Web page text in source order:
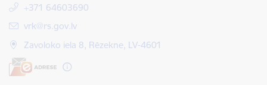
+371 64603690
E-pasts:
vrk@rs.gov.lv
Zavoloko iela 8, Rēzekne, LV-4601